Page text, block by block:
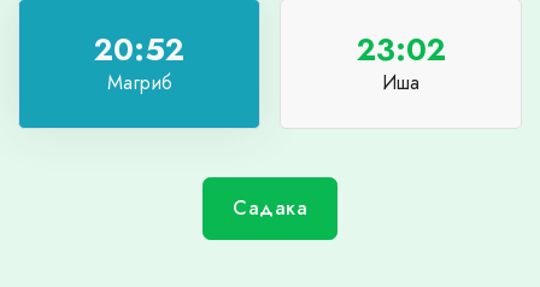
20:52
Магриб
23:02
Иша
Садака